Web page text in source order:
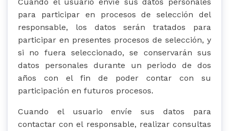
para participar en procesos de selección del
responsable, los datos serán tratados para
participar en presentes procesos de selección, y
si no fuera seleccionado, se conservarán sus
datos personales durante un periodo de dos
años con el fin de poder contar con su
participación en futuros procesos.
Cuando el usuario envíe sus datos para
contactar con el responsable, realizar consultas